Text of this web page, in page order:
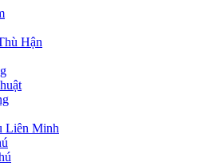
Hận
Liên Minh